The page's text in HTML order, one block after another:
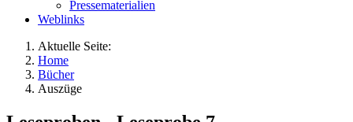
Pressematerialien
Weblinks
Aktuelle Seite:
Home
Bücher
Auszüge